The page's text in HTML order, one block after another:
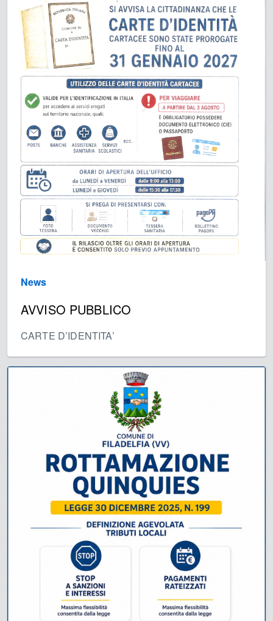
News
AVVISO PUBBLICO
CARTE D’IDENTITA’